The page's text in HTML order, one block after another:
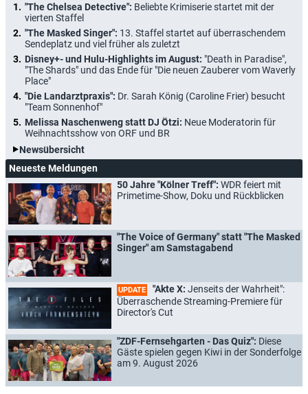
"The Chelsea Detective": Beliebte Krimiserie startet mit der
vierten Staffel
"The Masked Singer": 13. Staffel startet auf überraschendem
Sendeplatz und viel früher als zuletzt
Disney+- und Hulu-Highlights im August: "Death in Paradise",
"The Shards" und das Ende für "Die neuen Zauberer vom Waverly
Place"
"Die Landarztpraxis": Dr. Sarah König (Caroline Frier) besucht
"Team Sonnenhof"
Melissa Naschenweng statt DJ Ötzi: Neue Moderatorin für
Weihnachtsshow von ORF und BR
Newsübersicht
Neueste Meldungen
50 Jahre "Kölner Treff": WDR feiert mit
Primetime-Show, Doku und Rückblicken
"The Voice of Germany" statt "The Masked
Singer" am Samstagabend
UPDATE "Akte X: Jenseits der Wahrheit":
Überraschende Streaming-Premiere für
Director's Cut
"ZDF-Fernsehgarten - Das Quiz": Diese
Gäste spielen gegen Kiwi in der Sonderfolge
am 9. August 2026